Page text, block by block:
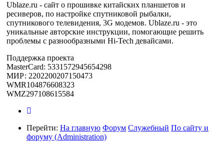
Ublaze.ru - сайт о прошивке китайских планшетов и
ресиверов, по настройке спутниковой рыбалки,
спутникового телевидения, 3G модемов. Ublaze.ru - это
уникальные авторские инструкции, помогающие решить
проблемы с разнообразными Hi-Tech девайсами.
Поддержка проекта
MasterCard: 5331572945654298
МИР: 2202200207150473
WMR104876608323
WMZ297108615584
Перейти: На главную Форум Служебный По сайту и
форуму (Administration)